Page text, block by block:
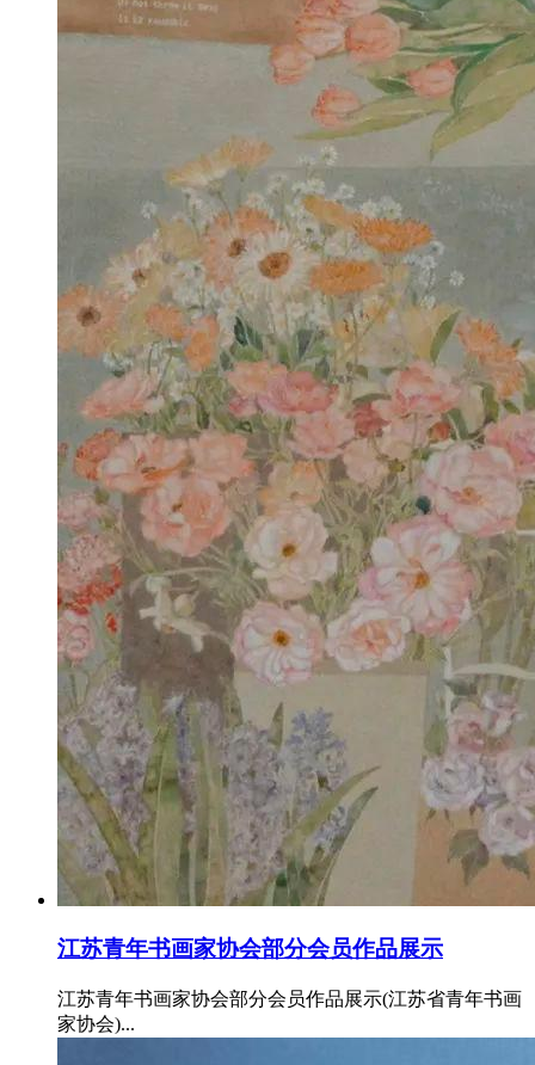
江苏青年书画家协会部分会员作品展示
江苏青年书画家协会部分会员作品展示(江苏省青年书画
家协会)...